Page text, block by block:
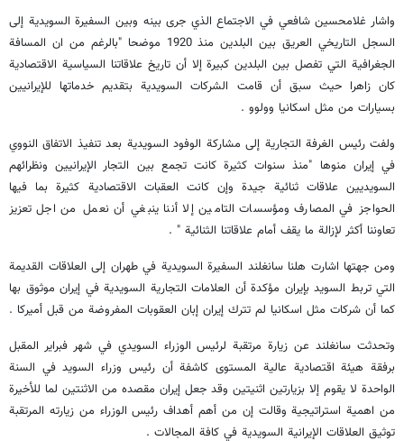
واشار غلامحسين شافعي في الاجتماع الذي جرى بينه وبين السفيرة السويدية إلى
السجل التاريخي العريق بين البلدين منذ 1920 موضحا "بالرغم من ان المسافة
الجغرافية التي تفصل بين البلدين كبيرة إلا أن تاريخ علاقاتنا السياسية الاقتصادية
كان زاهرا حيث سبق أن قامت الشركات السويدية بتقديم خدماتها للإيرانيين
بسيارات من مثل اسكانيا وولوو .
ولفت رئيس الغرفة التجارية إلى مشاركة الوفود السويدية بعد تنفيذ الاتفاق النووي
في إيران منوها "منذ سنوات كثيرة كانت تجمع بين التجار الإيرانيين ونظرائهم
السويديين علاقات ثنائية جيدة وإن كانت العقبات الاقتصادية كثيرة بما فيها
الحواجز في المصارف ومؤسسات التامين إلا أننا ينبغي أن نعمل من اجل تعزيز
تعاوننا أكثر لإزالة ما يقف أمام علاقاتنا الثنائية " .
ومن جهتها اشارت هلنا سانغلند السفيرة السويدية في طهران إلى العلاقات القديمة
التي تربط السويد بإيران مؤكدة أن العلامات التجارية السويدية في إيران موثوق بها
كما أن شركات مثل اسكانيا لم تترك إيران إبان العقوبات المفروضة من قبل أميركا .
وتحدثت سانغلند عن زيارة مرتقبة لرئيس الوزراء السويدي في شهر فبراير المقبل
برفقة هيئة اقتصادية عالية المستوى كاشفة أن رئيس وزراء السويد في السنة
الواحدة لا يقوم إلا بزيارتين اثنيتين وقد جعل إيران مقصده من الاثنتين لما للأخيرة
من اهمية استراتيجية وقالت إن من أهم أهداف رئيس الوزراء من زيارته المرتقبة
توثيق العلاقات الإيرانية السويدية في كافة المجالات .